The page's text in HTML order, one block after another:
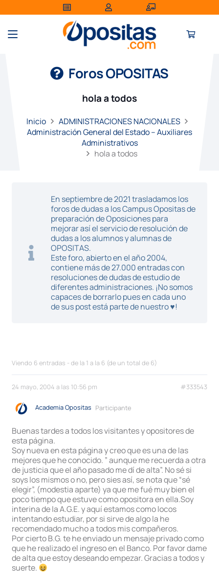
Foros OPOSITAS
hola a todos
Inicio
ADMINISTRACIONES NACIONALES
Administración General del Estado – Auxiliares
Administrativos
hola a todos
En septiembre de 2021 trasladamos los
foros de dudas a los Campus Opositas de
preparación de Oposiciones para
mejorar así el servicio de resolución de
dudas a los alumnos y alumnas de
OPOSITAS.
Este foro, abierto en el año 2004,
contiene más de 27.000 entradas con
resoluciones de dudas de estudio de
diferentes administraciones. ¡No somos
capaces de borrarlo pues en cada uno
de sus post está parte de nuestro ♥!
Viendo 6 entradas - de la 1 a la 6 (de un total de 6)
24 mayo, 2004 a las 10:56 pm #333543
Academia Opositas Participante
Buenas tardes a todos los visitantes y opositores de
esta página.
Soy nueva en esta página y creo que es una de las
mejores que he conocido. ” aunque me recuerda a otra
de justicia que el año pasado me dí de alta”. No sé si
soys los mismos o no, pero sies así, se nota que “sé
elegir”, (modestia aparte) ya que me fué muy bien el
poco tiempo que estuve como opositora en ella.Soy
interina de la A.G.E. y aquí estamos como locos
intentando estudiar, por si sirve de algo la he
recomendado mucho a todos mis compañeros.
Por cierto B.G. te he enviado un mensaje privado como
que he realizado el ingreso en el Banco. Por favor dame
de alta que estoy deseando empezar. Gracias a todos y
suerte.